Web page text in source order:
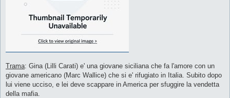
Trama: Gina (Lilli Carati) e' una giovane siciliana che fa l'amore con un
giovane americano (Marc Wallice) che si e' rifugiato in Italia. Subito dopo
lui viene ucciso, e lei deve scappare in America per sfuggire la vendetta
della mafia.